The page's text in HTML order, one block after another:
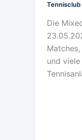
Tennisclub
Die
und